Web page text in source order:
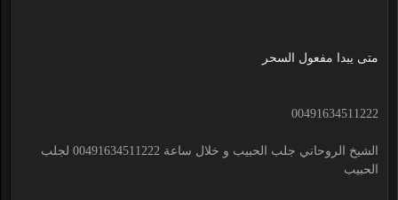
متى يبدا مفعول السحر
00491634511222
الشيخ الروحاني جلب الحبيب و خلال ساعة 00491634511222 لجلب
الحبيب